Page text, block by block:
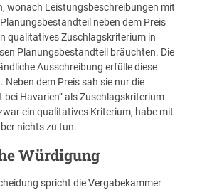
wonach Leistungsbeschreibungen mit
neben dem Preis
qualitatives Zuschlagskriterium in
Planungsbestandteil bräuchten. Die
Ausschreibung erfülle diese
Neben dem Preis sah sie nur die
bei Havarien“ als Zuschlagskriterium
ein qualitatives Kriterium, habe mit
nichts zu tun.
Würdigung
spricht die Vergabekammer